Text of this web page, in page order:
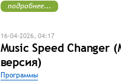
подробнее...
16-04-2026, 04:17
Music Speed Changer
версия)
Программы